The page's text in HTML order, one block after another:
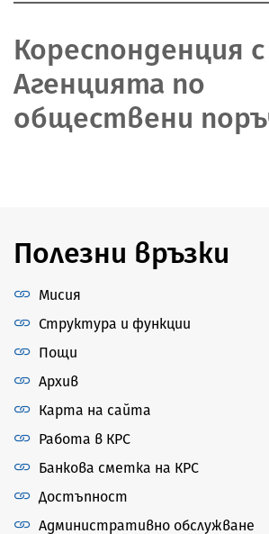
Кореспонденция с
Агенцията по
обществени
Полезни връзки
Мисия
Структура и функции
Пощи
Архив
Карта на сайта
Работа в КРС
Банкова сметка на КРС
Достъпност
Административно обслужване